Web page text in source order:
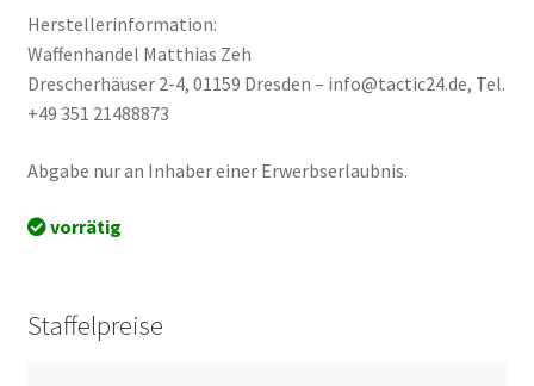
Herstellerinformation:
Waffenhandel Matthias Zeh
Drescherhäuser 2-4, 01159 Dresden – info@tactic24.de, Tel.
+49 351 21488873
Abgabe nur an Inhaber einer Erwerbserlaubnis.
vorrätig
Staffelpreise